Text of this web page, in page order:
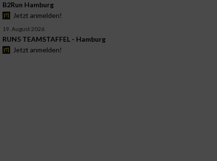
B2Run Hamburg
Jetzt anmelden!
19. August 2026
RUN5 TEAMSTAFFEL - Hamburg
Jetzt anmelden!